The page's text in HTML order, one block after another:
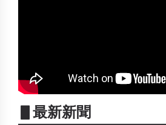
▋最新新聞